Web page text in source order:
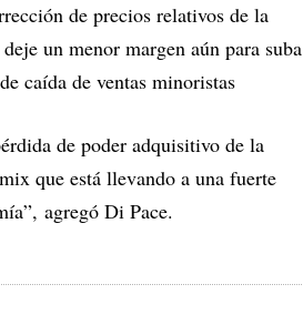
de precios relativos de la
un menor margen aún para suba
caída de ventas minoristas
de poder adquisitivo de la
que está llevando a una fuerte
agregó Di Pace.